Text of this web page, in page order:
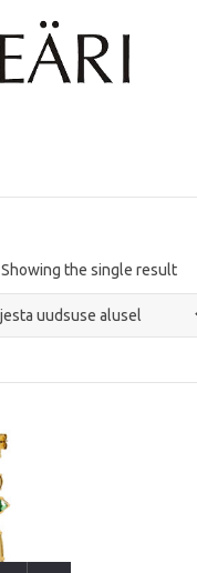
Showing the single result